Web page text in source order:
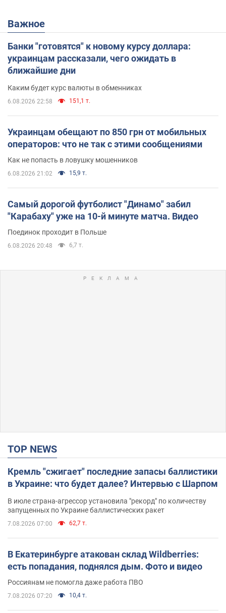
Важное
Банки "готовятся" к новому курсу доллара:
украинцам рассказали, чего ожидать в
ближайшие дни
Каким будет курс валюты в обменниках
6.08.2026 22:58 151,1 т.
Украинцам обещают по 850 грн от мобильных
операторов: что не так с этими сообщениями
Как не попасть в ловушку мошенников
6.08.2026 21:02 15,9 т.
Самый дорогой футболист "Динамо" забил
"Карабаху" уже на 10-й минуте матча. Видео
Поединок проходит в Польше
6.08.2026 20:48 6,7 т.
TOP NEWS
Кремль "сжигает" последние запасы баллистики
в Украине: что будет далее? Интервью с Шарпом
В июле страна-агрессор установила "рекорд" по количеству
запущенных по Украине баллистических ракет
7.08.2026 07:00 62,7 т.
В Екатеринбурге атакован склад Wildberries:
есть попадания, поднялся дым. Фото и видео
Россиянам не помогла даже работа ПВО
7.08.2026 07:20 10,4 т.